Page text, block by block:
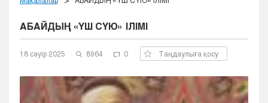
Жезказган
Караганда
Кокшетау
Павлодар
АБАЙДЫҢ «ҮШ СҮЮ» ІЛІМІ
18 сәуір 2025 8964 0 Таңдаулыға қосу